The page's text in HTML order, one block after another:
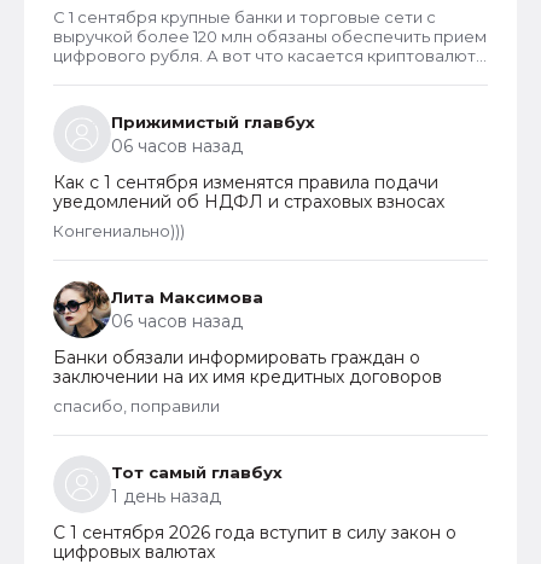
С 1 сентября крупные банки и торговые сети с
выручкой более 120 млн обязаны обеспечить прием
цифрового рубля. А вот что касается криптовалют,
использование в этом качестве внутри страны.
Прижимистый главбух
06 часов назад
Как с 1 сентября изменятся правила подачи
уведомлений об НДФЛ и страховых взносах
Конгениально)))
Лита Максимова
06 часов назад
Банки обязали информировать граждан о
заключении на их имя кредитных договоров
спасибо, поправили
Тот самый главбух
1 день назад
С 1 сентября 2026 года вступит в силу закон о
цифровых валютах